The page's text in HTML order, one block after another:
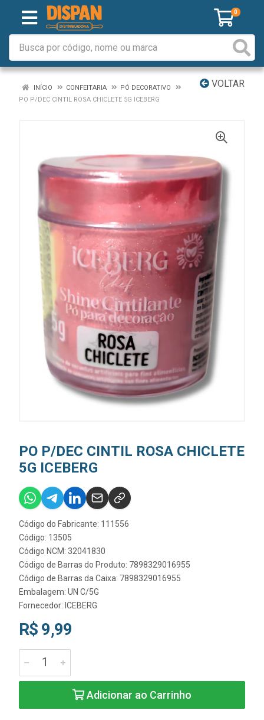
0
VOLTAR
INÍCIO CONFEITARIA
PÓ DECORATIVO
PO P/DEC CINTIL ROSA CHICLETE 5G ICEBERG
PO P/DEC CINTIL ROSA CHICLETE
5G ICEBERG
Código do Fabricante: 111556
Código: 13505
Código NCM: 32041830
Código de Barras do Produto: 7898329016955
Código de Barras da Caixa: 7898329016955
Embalagem: UN C/5G
Fornecedor: ICEBERG
R$ 9,99
Adicionar ao Carrinho